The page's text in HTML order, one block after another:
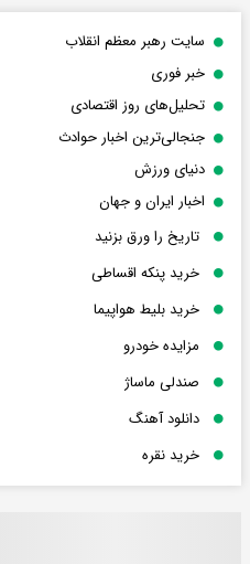
سایت رهبر معظم انقلاب
خبر فوری
تحلیل‌های روز اقتصادی
جنجالی‌ترین اخبار حوادث
دنیای ورزش
اخبار ایران و جهان
تاریخ را ورق بزنید
خرید پنکه اقساطی
خرید بلیط هواپیما
مزایده خودرو
صندلی ماساژ
دانلود آهنگ
خرید نقره